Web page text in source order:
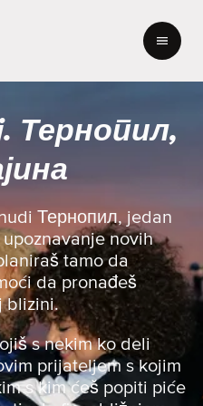
Тернопил,
Тернопил, jedan
novih
tamo da
da pronađeš
blizini.
s nekim ko deli
prijateljem s kojim
s kim ćeš popiti piće